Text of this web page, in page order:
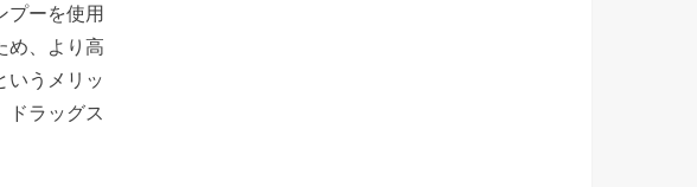
プーを使用
め、より高
いうメリッ
ドラッグス